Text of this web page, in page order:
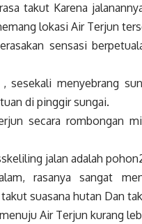
takut Karena
lokasi Air Terjun
sensasi
sesekali menyebrang
di pinggir sungai.
secara rombongan
jalan adalah
rasanya sangat
suasana hutan Dan
Air Terjun kurang